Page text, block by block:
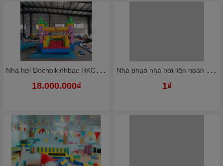
N
hà hơi Dochoikinhbac HKCNH4
18.000.000₫
N
hà phao nhà hơi liên hoàn NPNHKB03 Dochoikinhbac - Khu trò chơi phao hơi vui nhộn
1₫